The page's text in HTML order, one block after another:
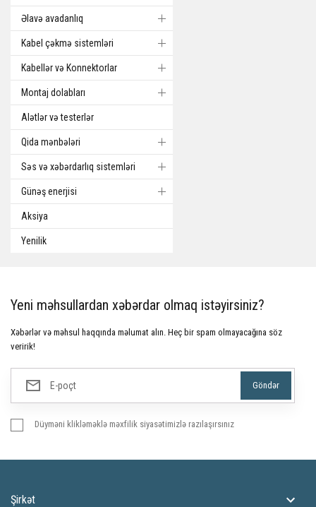
Əlavə avadanlıq
Kabel çəkmə sistemləri
Kabellər və Konnektorlar
Montaj dolabları
Alətlər və testerlər
Qida mənbələri
Səs və xəbərdarlıq sistemləri
Günəş enerjisi
Aksiya
Yenilik
Yeni məhsullardan xəbərdar olmaq istəyirsiniz?
Xəbərlər və məhsul haqqında məlumat alın. Heç bir spam olmayacağına söz
veririk!
Düyməni klikləməklə məxfilik siyasətimizlə razılaşırsınız
Şirkət